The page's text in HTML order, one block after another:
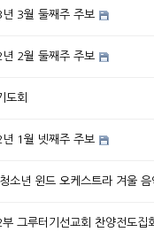
3월 둘째주 주보
2월 둘째주 주보
도회
1월 넷째주 주보
소년 윈드 오케스트라 겨울 음
부 그루터기선교회 찬양전도집